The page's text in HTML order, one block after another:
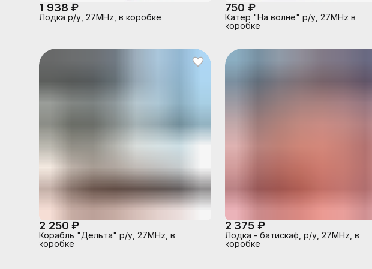
1 938 ₽
Лодка р/у, 27MHz, в коробке
750 ₽
Катер "На волне" р/у, 27MHz в
коробке
2 250 ₽
Корабль "Дельта" р/у, 27MHz, в
коробке
2 375 ₽
Лодка - батискаф, р/у, 27MHz, в
коробке